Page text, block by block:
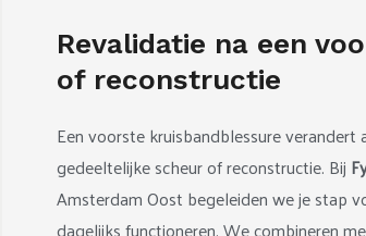
Revalidatie na een
of reconstructie
Een voorste kruisbandblessure
gedeeltelijke scheur of reconstructie. Bij
Amsterdam Oost begeleiden we je stap